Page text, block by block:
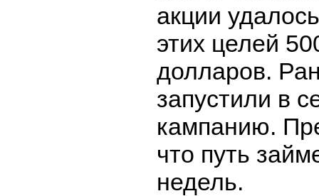
акции
этих целей
долларов.
запустили в
кампанию.
что путь
недель.